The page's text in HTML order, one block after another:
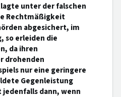
unter der falschen
Rechtmäßigkeit
abgesichert, im
so erleiden die
da ihren
drohenden
nur eine geringere
Gegenleistung
dann, wenn